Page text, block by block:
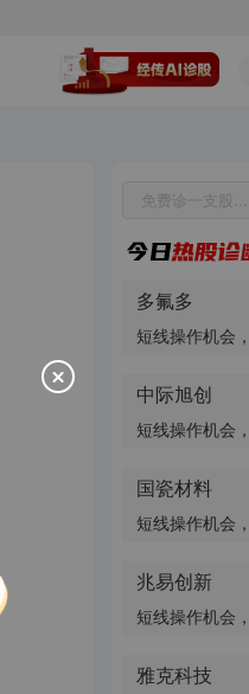
股票代码
多氟多
短线操作机会
中际旭创
短线操作机会
国瓷材料
短线操作机会
兆易创新
短线操作机会
雅克科技